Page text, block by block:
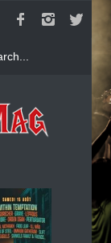
Yngwie
Now Or Never